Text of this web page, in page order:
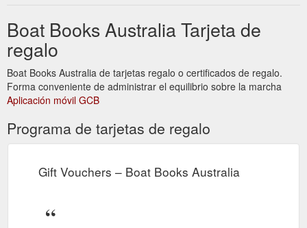
Boat Books Australia Tarjeta de
regalo
Boat Books Australia de tarjetas regalo o certificados de regalo.
Forma conveniente de administrar el equilibrio sobre la marcha
Aplicación móvil GCB
Programa de tarjetas de regalo
Gift Vouchers – Boat Books Australia